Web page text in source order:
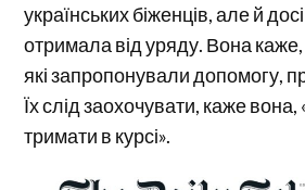
українських біженців, але й
отримала від уряду. Вона
які запропонували допомогу,
Їх слід заохочувати, каже
тримати в курсі».